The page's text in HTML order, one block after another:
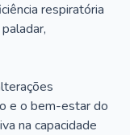
respiratória
e o bem-estar do
na capacidade